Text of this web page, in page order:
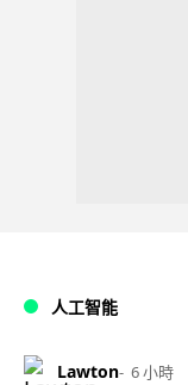
人工智能
Lawton 6 小時